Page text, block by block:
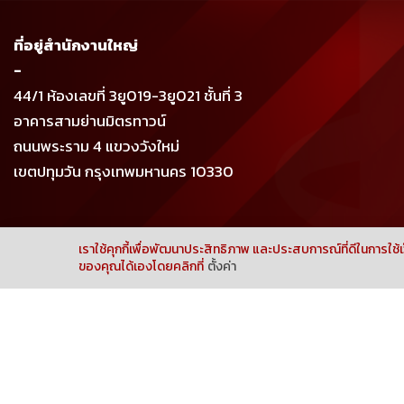
ที่อยู่สำนักงานใหญ่
-
44/1 ห้องเลขที่ 3ยู019-3ยู021 ชั้นที่ 3
อาคารสามย่านมิตรทาวน์
ถนนพระราม 4 แขวงวังใหม่
เขตปทุมวัน กรุงเทพมหานคร 10330
| Powered byWordPress
เราใช้คุกกี้เพื่อพัฒนาประสิทธิภาพ และประสบการณ์ที่ดีในการ
ของคุณได้เองโดยคลิกที่ ตั้งค่า